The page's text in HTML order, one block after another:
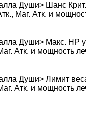
Души> Шанс
Маг. Атк. и
Души> Макс. HP
Атк. и мощность
Души> Лимит
Атк. и мощность